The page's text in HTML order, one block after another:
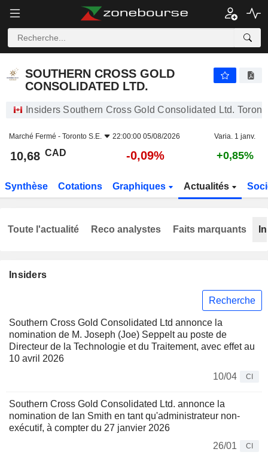
SOUTHERN CROSS GOLD
CONSOLIDATED LTD.
Insiders Southern Cross Gold Consolidated Ltd.
Marché Fermé - Toronto S.E. 22:00:00 05/08/2026 Varia. 1 janv.
10,68 CAD -0,09% +0,85%
Synthèse Cotations Graphiques Actualités
Insiders
Recherche
Southern Cross Gold Consolidated Ltd annonce la
nomination de M. Joseph (Joe) Seppelt au poste de
Directeur de la Technologie et du Traitement, avec effet au
10 avril 2026
10/04
CI
Southern Cross Gold Consolidated Ltd. annonce la
nomination de Ian Smith en tant qu'administrateur non-
exécutif, à compter du 27 janvier 2026
26/01
CI
Toute l'actualité Reco analystes Faits marquants